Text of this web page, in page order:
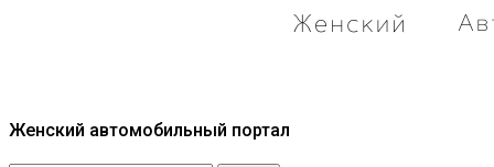
Женский автомобильный портал